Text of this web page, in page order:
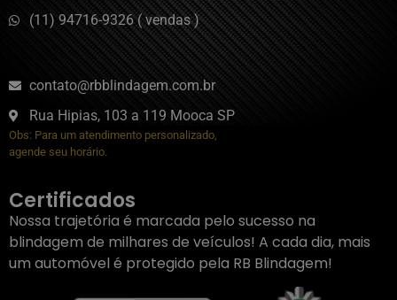
(11) 94716-9326 ( vendas )
contato@rbblindagem.com.br
Rua Hipias, 103 a 119 Mooca SP
Obs: Para um atendimento personalizado,
agende seu horário.
Certificados
Nossa trajetória é marcada pelo sucesso na
blindagem de milhares de veículos! A cada dia, mais
um automóvel é protegido pela RB Blindagem!